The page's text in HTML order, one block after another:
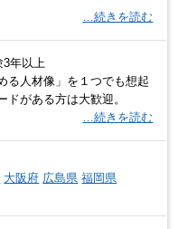
…続きを読む
3年以上
る人材像」を１つでも想起
ドがある方は大歓迎。
…続きを読む
大阪府 広島県 福岡県